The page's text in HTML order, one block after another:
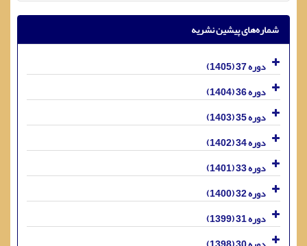
شماره‌های پیشین نشریه
دوره 37 (1405)
دوره 36 (1404)
دوره 35 (1403)
دوره 34 (1402)
دوره 33 (1401)
دوره 32 (1400)
دوره 31 (1399)